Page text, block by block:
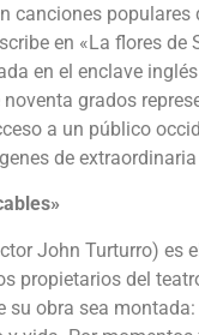
canciones
en «La flores
en el enclave
grados
a un público
de
John Turturro) es
propietarios del
su obra sea